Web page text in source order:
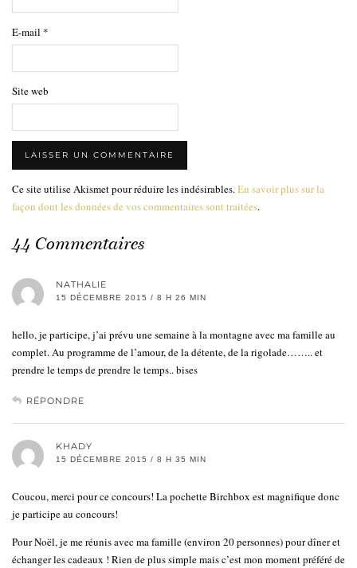
E-mail *
Site web
Ce site utilise Akismet pour réduire les indésirables.En savoir plus sur la
façon dont les données de vos commentaires sont traitées.
44 Commentaires
NATHALIE
15 DÉCEMBRE 2015 / 8 H 26 MIN
hello, je participe, j’ai prévu une semaine à la montagne avec ma famille au
complet. Au programme de l’amour, de la détente, de la rigolade…….. et
prendre le temps de prendre le temps.. bises
RÉPONDRE
KHADY
15 DÉCEMBRE 2015 / 8 H 35 MIN
Coucou, merci pour ce concours! La pochette Birchbox est magnifique donc
je participe au concours!
Pour Noël, je me réunis avec ma famille (environ 20 personnes) pour dîner et
échanger les cadeaux ! Rien de plus simple mais c’est mon moment préféré de